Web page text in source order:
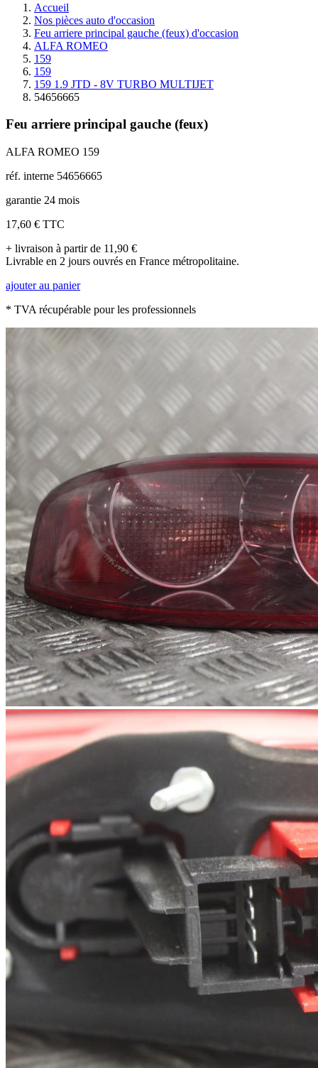
Accueil
Nos pièces auto d'occasion
Feu arriere principal gauche (feux) d'occasion
ALFA ROMEO
159
159
159 1.9 JTD - 8V TURBO MULTIJET
54656665
Feu arriere principal gauche (feux)
ALFA ROMEO 159
réf. interne 54656665
garantie 24 mois
17,60 € TTC
+ livraison à partir de 11,90 €
Livrable en 2 jours ouvrés en France métropolitaine.
ajouter au panier
* TVA récupérable pour les professionnels